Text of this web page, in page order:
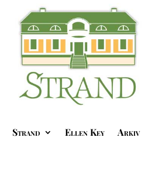
Strand Ellen Key Arkiv